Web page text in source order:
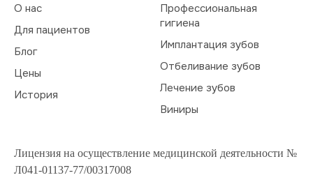
О нас
Для пациентов
Блог
Цены
История
Профессиональная
гигиена
Имплантация зубов
Отбеливание зубов
Лечение зубов
Виниры
Лицензия на осуществление медицинской деятельности №
Л041-01137-77/00317008